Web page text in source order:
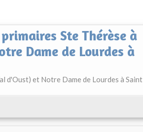
Ste Thérèse à
Dame de Lourdes à
d'Oust) et Notre Dame de Lourdes à Saint